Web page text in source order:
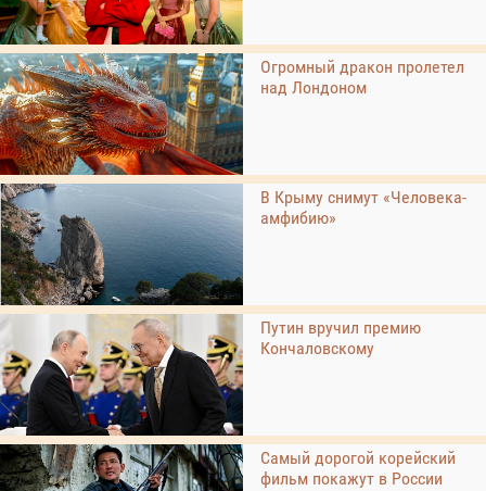
Огромный дракон пролетел
над Лондоном
В Крыму снимут «Человека-
амфибию»
Путин вручил премию
Кончаловскому
Самый дорогой корейский
фильм покажут в России